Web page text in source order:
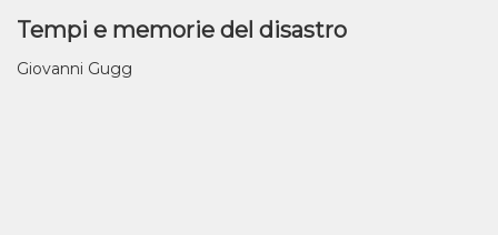
Tempi e memorie del disastro
Giovanni Gugg